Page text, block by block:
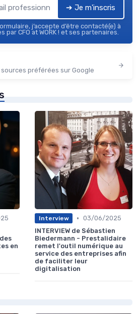
➔ Je m'inscris
j’accepte d’être contacté(e) à
par CFO at WORK ! et ses partenaires.
préférées sur Google
en
Interview • 03/06/2025
INTERVIEW de Sébastien
Biedermann - Prestalidaire
remet l'outil numérique au
service des entreprises afin
de faciliter leur
digitalisation